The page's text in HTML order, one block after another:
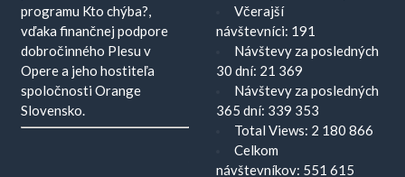
programu Kto chýba?,
vďaka finančnej podpore
dobročinného Plesu v
Opere a jeho hostiteľa
spoločnosti Orange
Slovensko.
Včerajší
návštevníci: 191
Návštevy za posledných
30 dní: 21 369
Návštevy za posledných
365 dní: 339 353
Total Views: 2 180 866
Celkom
návštevníkov: 551 615